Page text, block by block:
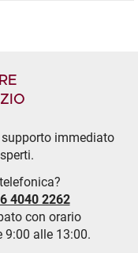
immediato
4040 2262
con orario
9:00 alle 13:00.